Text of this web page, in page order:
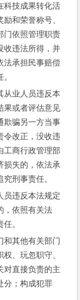
技成果转化活
和荣誉称号、
门依照管理职责
收违法所得，并
法承担民事赔偿
业人员违反本
果或者评估意见
欺骗另一方当事
令改正，没收违
工商行政管理部
损失的，依法承
刑事责任。
违反本法规定
，依照有关法
。
其他有关部门
、玩忽职守、
对直接负责的主
分；构成犯罪